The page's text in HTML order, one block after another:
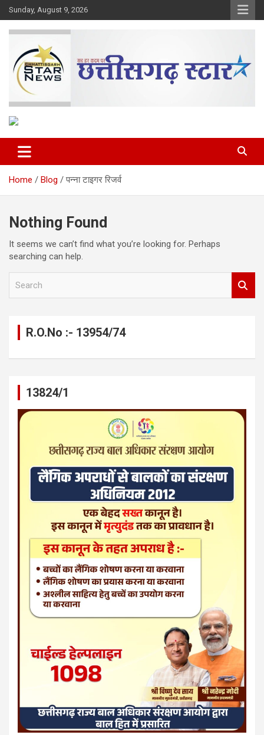
Skip
to
content
Sunday, August 9, 2026
Chhattisgarh Star
Home Blog पन्ना टाइगर रिजर्व
Nothing Found
It seems we can’t find what you’re looking for. Perhaps
searching can help.
R.O.No :- 13954/74
13824/1